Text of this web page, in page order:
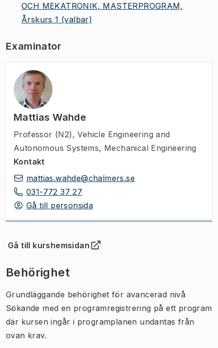
OCH MEKATRONIK, MASTERPROGRAM,
Årskurs 1 (valbar)
Examinator
Mattias Wahde
Professor (N2) , Vehicle Engineering and
Autonomous Systems, Mechanical Engineering
Kontakt
mattias.wahde@chalmers.se
031-772 37 27
Gå till personsida
Gå till kurshemsidan
(Öppnas i ny flik)
Behörighet
Grundläggande behörighet för avancerad nivå
Sökande med en programregistrering på ett program
där kursen ingår i programplanen undantas från
ovan krav.